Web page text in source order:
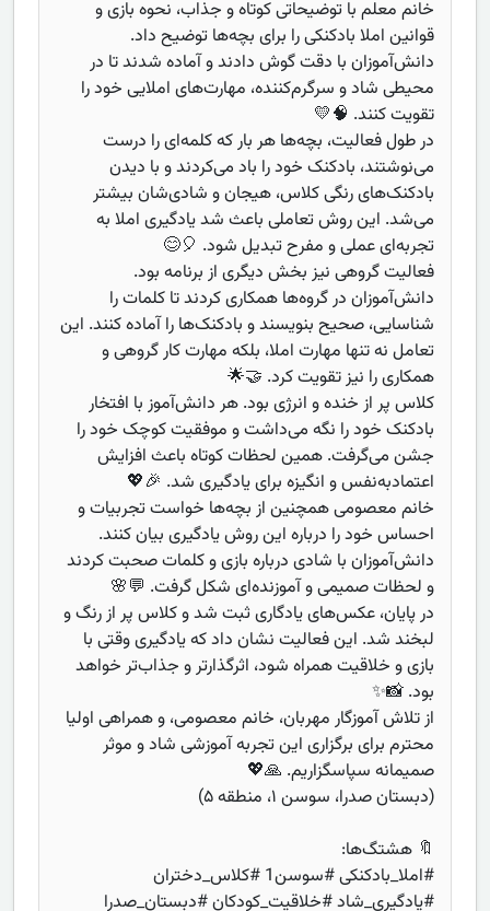
خانم معلم با توضیحاتی کوتاه و جذاب، نحوه بازی و
قوانین املا بادکنکی را برای بچه‌ها توضیح داد.
دانش‌آموزان با دقت گوش دادند و آماده شدند تا در
محیطی شاد و سرگرم‌کننده، مهارت‌های املایی خود را
تقویت کنند. 🧠💛
در طول فعالیت، بچه‌ها هر بار که کلمه‌ای را درست
می‌نوشتند، بادکنک خود را باد می‌کردند و با دیدن
بادکنک‌های رنگی کلاس، هیجان و شادی‌شان بیشتر
می‌شد. این روش تعاملی باعث شد یادگیری املا به
تجربه‌ای عملی و مفرح تبدیل شود. 🎈😊
فعالیت گروهی نیز بخش دیگری از برنامه بود.
دانش‌آموزان در گروه‌ها همکاری کردند تا کلمات را
شناسایی، صحیح بنویسند و بادکنک‌ها را آماده کنند. این
تعامل نه تنها مهارت املا، بلکه مهارت کار گروهی و
همکاری را نیز تقویت کرد. 🤝🌟
کلاس پر از خنده و انرژی بود. هر دانش‌آموز با افتخار
بادکنک خود را نگه می‌داشت و موفقیت کوچک خود را
جشن می‌گرفت. همین لحظات کوتاه باعث افزایش
اعتمادبه‌نفس و انگیزه برای یادگیری شد. 🎉💖
خانم معصومی همچنین از بچه‌ها خواست تجربیات و
احساس خود را درباره این روش یادگیری بیان کنند.
دانش‌آموزان با شادی درباره بازی و کلمات صحبت کردند
و لحظات صمیمی و آموزنده‌ای شکل گرفت. 💬🌸
در پایان، عکس‌های یادگاری ثبت شد و کلاس پر از رنگ و
لبخند شد. این فعالیت نشان داد که یادگیری وقتی با
بازی و خلاقیت همراه شود، اثرگذارتر و جذاب‌تر خواهد
بود. 📸✨
از تلاش آموزگار مهربان، خانم معصومی، و همراهی اولیا
محترم برای برگزاری این تجربه آموزشی شاد و موثر
صمیمانه سپاسگزاریم. 🙏💖
(دبستان صدرا، سوسن ۱، منطقه ۵)
🔖 هشتگ‌ها:
#املا_بادکنکی #سوسن1 #کلاس_دختران
#یادگیری_شاد #خلاقیت_کودکان #دبستان_صدرا